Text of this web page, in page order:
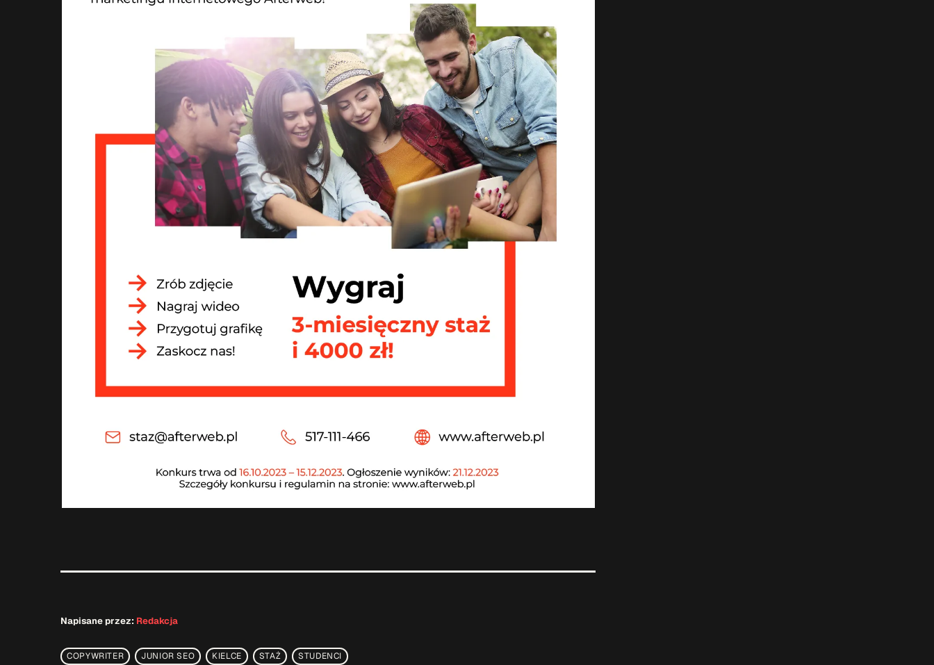
Napisane przez: Redakcja
COPYWRITER JUNIOR SEO KIELCE STAŻ STUDENCI